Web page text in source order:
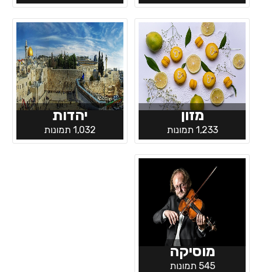
מזון
1,233 תמונות
יהדות
1,032 תמונות
מוסיקה
545 תמונות